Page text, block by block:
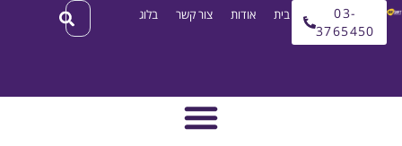
עמוד בית אודות צור קשר בלוג